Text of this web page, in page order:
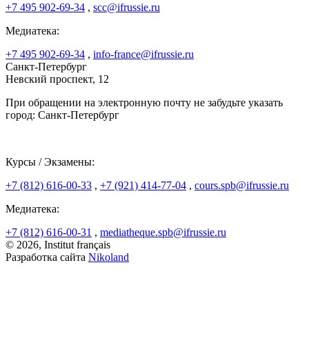
+7 495 902-69-34 , scc@ifrussie.ru
Медиатека:
+7 495 902-69-34 , info-france@ifrussie.ru
Санкт-Петербург
Невский проспект, 12
При обращении на электронную почту не забудьте указать
город: Санкт-Петербург
Курсы / Экзамены:
+7 (812) 616-00-33 , +7 (921) 414-77-04 , cours.spb@ifrussie.ru
Медиатека:
+7 (812) 616-00-31 , mediatheque.spb@ifrussie.ru
© 2026, Institut français
Разработка сайта Nikoland